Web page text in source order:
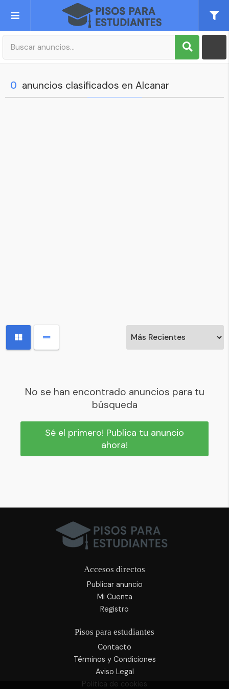
Publica tu Anuncio
0 anuncios clasificados en Alcanar
No se han encontrado anuncios para tu
búsqueda
Sé el primero! Publica tu anuncio
ahora!
Accesos directos
Publicar anuncio
Mi Cuenta
Registro
Pisos para estudiantes
Contacto
Términos y Condiciones
Aviso Legal
Politica de cookies